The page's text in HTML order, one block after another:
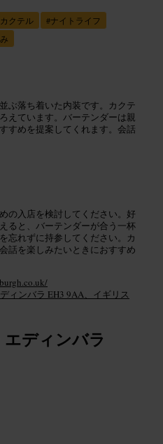
カクテル #ナイトライフ
ぶ落ち着いた内装です。カクテ
えています。バーテンダーは親
すめを提案してくれます。会話
の入店を検討してください。好
ると、バーテンダーが合う一杯
忘れずに持参してください。カ
話を楽しみたいときにおすすめ
ィンバラ EH3 9AA、イギリス
ディンバラ